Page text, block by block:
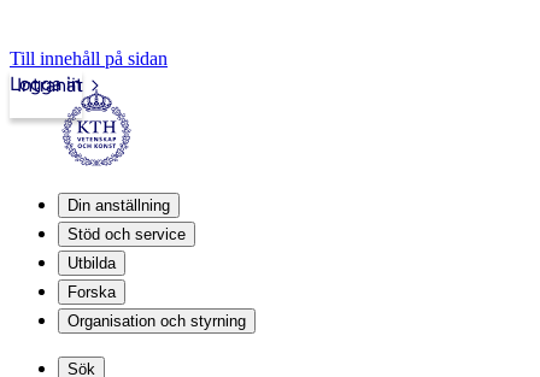
Till innehåll på sidan
Intranät
Logga in
Din anställning
Stöd och service
Utbilda
Forska
Organisation och styrning
Sök